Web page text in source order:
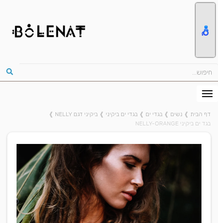
דף הבית ❱ נשים ❱ בגדי ים ❱ בגדי ים ביקיני ❱ ביקיני דגם NELLY
❱
בגד ים ביקיני NELLY-ORANGE